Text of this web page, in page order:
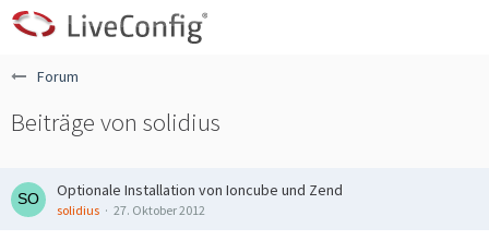
Forum
Beiträge von solidius
Optionale Installation von Ioncube und Zend
solidius 27. Oktober 2012